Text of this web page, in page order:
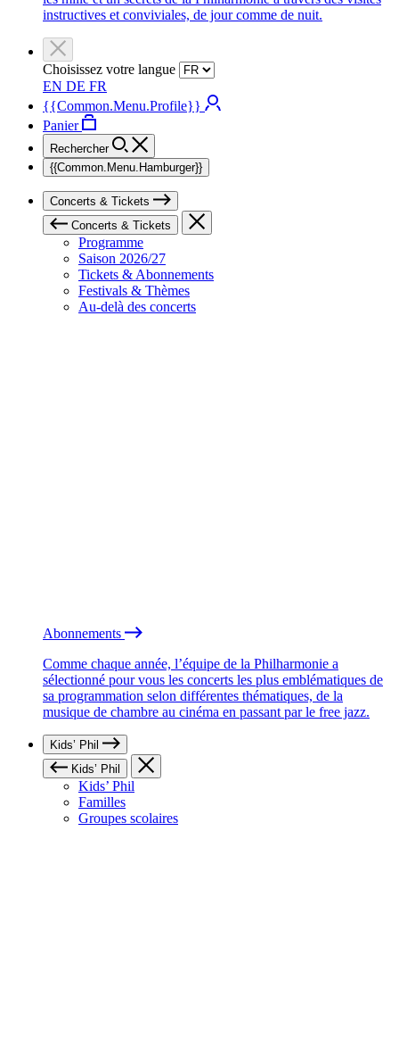
instructives et conviviales, de jour comme de nuit.
Choisissez votre langue
EN DE FR
{{Common.Menu.Profile}}
Panier
Rechercher
{{Common.Menu.Hamburger}}
Concerts & Tickets
Concerts & Tickets
Programme
Saison 2026/27
Tickets & Abonnements
Festivals & Thèmes
Au-delà des concerts
Abonnements
Comme chaque année, l’équipe de la Philharmonie a
sélectionné pour vous les concerts les plus emblématiques de
sa programmation selon différentes thématiques, de la
musique de chambre au cinéma en passant par le free jazz.
Kids’ Phil
Kids’ Phil
Kids’ Phil
Familles
Groupes scolaires